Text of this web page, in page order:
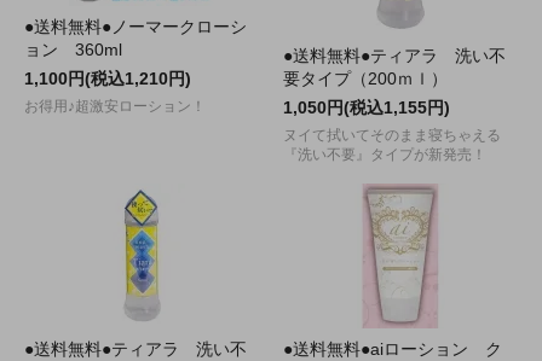
●送料無料●ノーマークローシ
ョン 360ml
1,100円(税込1,210円)
お得用♪超激安ローション！
●送料無料●ティアラ 洗い不
要タイプ（200ｍｌ）
1,050円(税込1,155円)
ヌイて拭いてそのまま寝ちゃえる
『洗い不要』タイプが新発売！
●送料無料●ティアラ 洗い不
●送料無料●aiローション ク